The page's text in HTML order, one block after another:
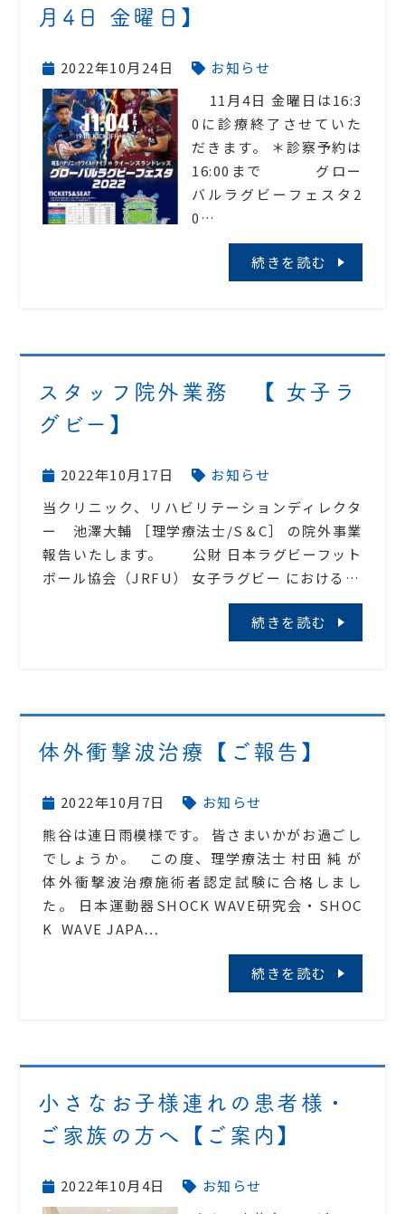
月4日 金曜日】
2022年10月24日
お知らせ
11月4日 金曜日は16:3
0に診療終了させていた
だきます。 ＊診察予約は
16:00まで グロー
バルラグビーフェスタ2
0…
続きを読む
スタッフ院外業務 【 女子ラ
グビー】
2022年10月17日
お知らせ
当クリニック、リハビリテーションディレクタ
ー 池澤大輔 ［理学療法士/S＆C］ の院外事業
報告いたします。 公財 日本ラグビーフット
ボール協会（JRFU） 女子ラグビー における…
続きを読む
体外衝撃波治療【ご報告】
2022年10月7日
お知らせ
熊谷は連日雨模様です。 皆さまいかがお過ごし
でしょうか。 この度、理学療法士 村田 純 が
体外衝撃波治療施術者認定試験に合格しまし
た。 日本運動器SHOCK WAVE研究会・SHOC
K WAVE JAPA…
続きを読む
小さなお子様連れの患者様・
ご家族の方へ【ご案内】
2022年10月4日
お知らせ